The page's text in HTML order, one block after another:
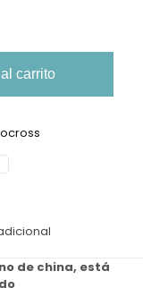
carrito
de china, está